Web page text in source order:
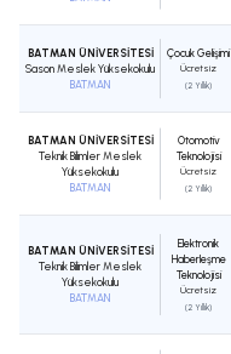
BATMAN ÜNİVERSİTESİ
Sason Meslek Yüksekokulu
BATMAN
Çocuk Gelişimi
Ücretsiz
(2 Yıllık)
BATMAN ÜNİVERSİTESİ
Teknik Bilimler Meslek
Yüksekokulu
BATMAN
Otomotiv
Teknolojisi
Ücretsiz
(2 Yıllık)
BATMAN ÜNİVERSİTESİ
Teknik Bilimler Meslek
Yüksekokulu
BATMAN
Elektronik
Haberleşme
Teknolojisi
Ücretsiz
(2 Yıllık)